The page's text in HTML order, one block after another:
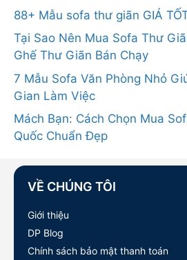
88+ Mẫu sofa thư giãn GIÁ
Tại Sao Nên Mua Sofa Thư
Ghế Thư Giãn Bán Chạy
7 Mẫu Sofa Văn Phòng Nhỏ
Gian Làm Việc
Mách Bạn: Cách Chọn Mua
Quốc Chuẩn Đẹp
VỀ CHÚNG TÔI
Giới thiệu
DP Blog
Chính sách bảo mật thanh toán